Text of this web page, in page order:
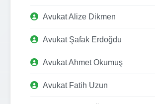
Avukat Alize Dikmen
Avukat Şafak Erdoğdu
Avukat Ahmet Okumuş
Avukat Fatih Uzun